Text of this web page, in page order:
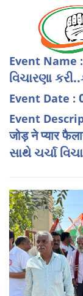
Event Name :
વિચારણા
Event Date :
Event
जोड़ ने प्यार
સાથે ચર્ચા